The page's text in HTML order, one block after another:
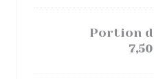
Portion